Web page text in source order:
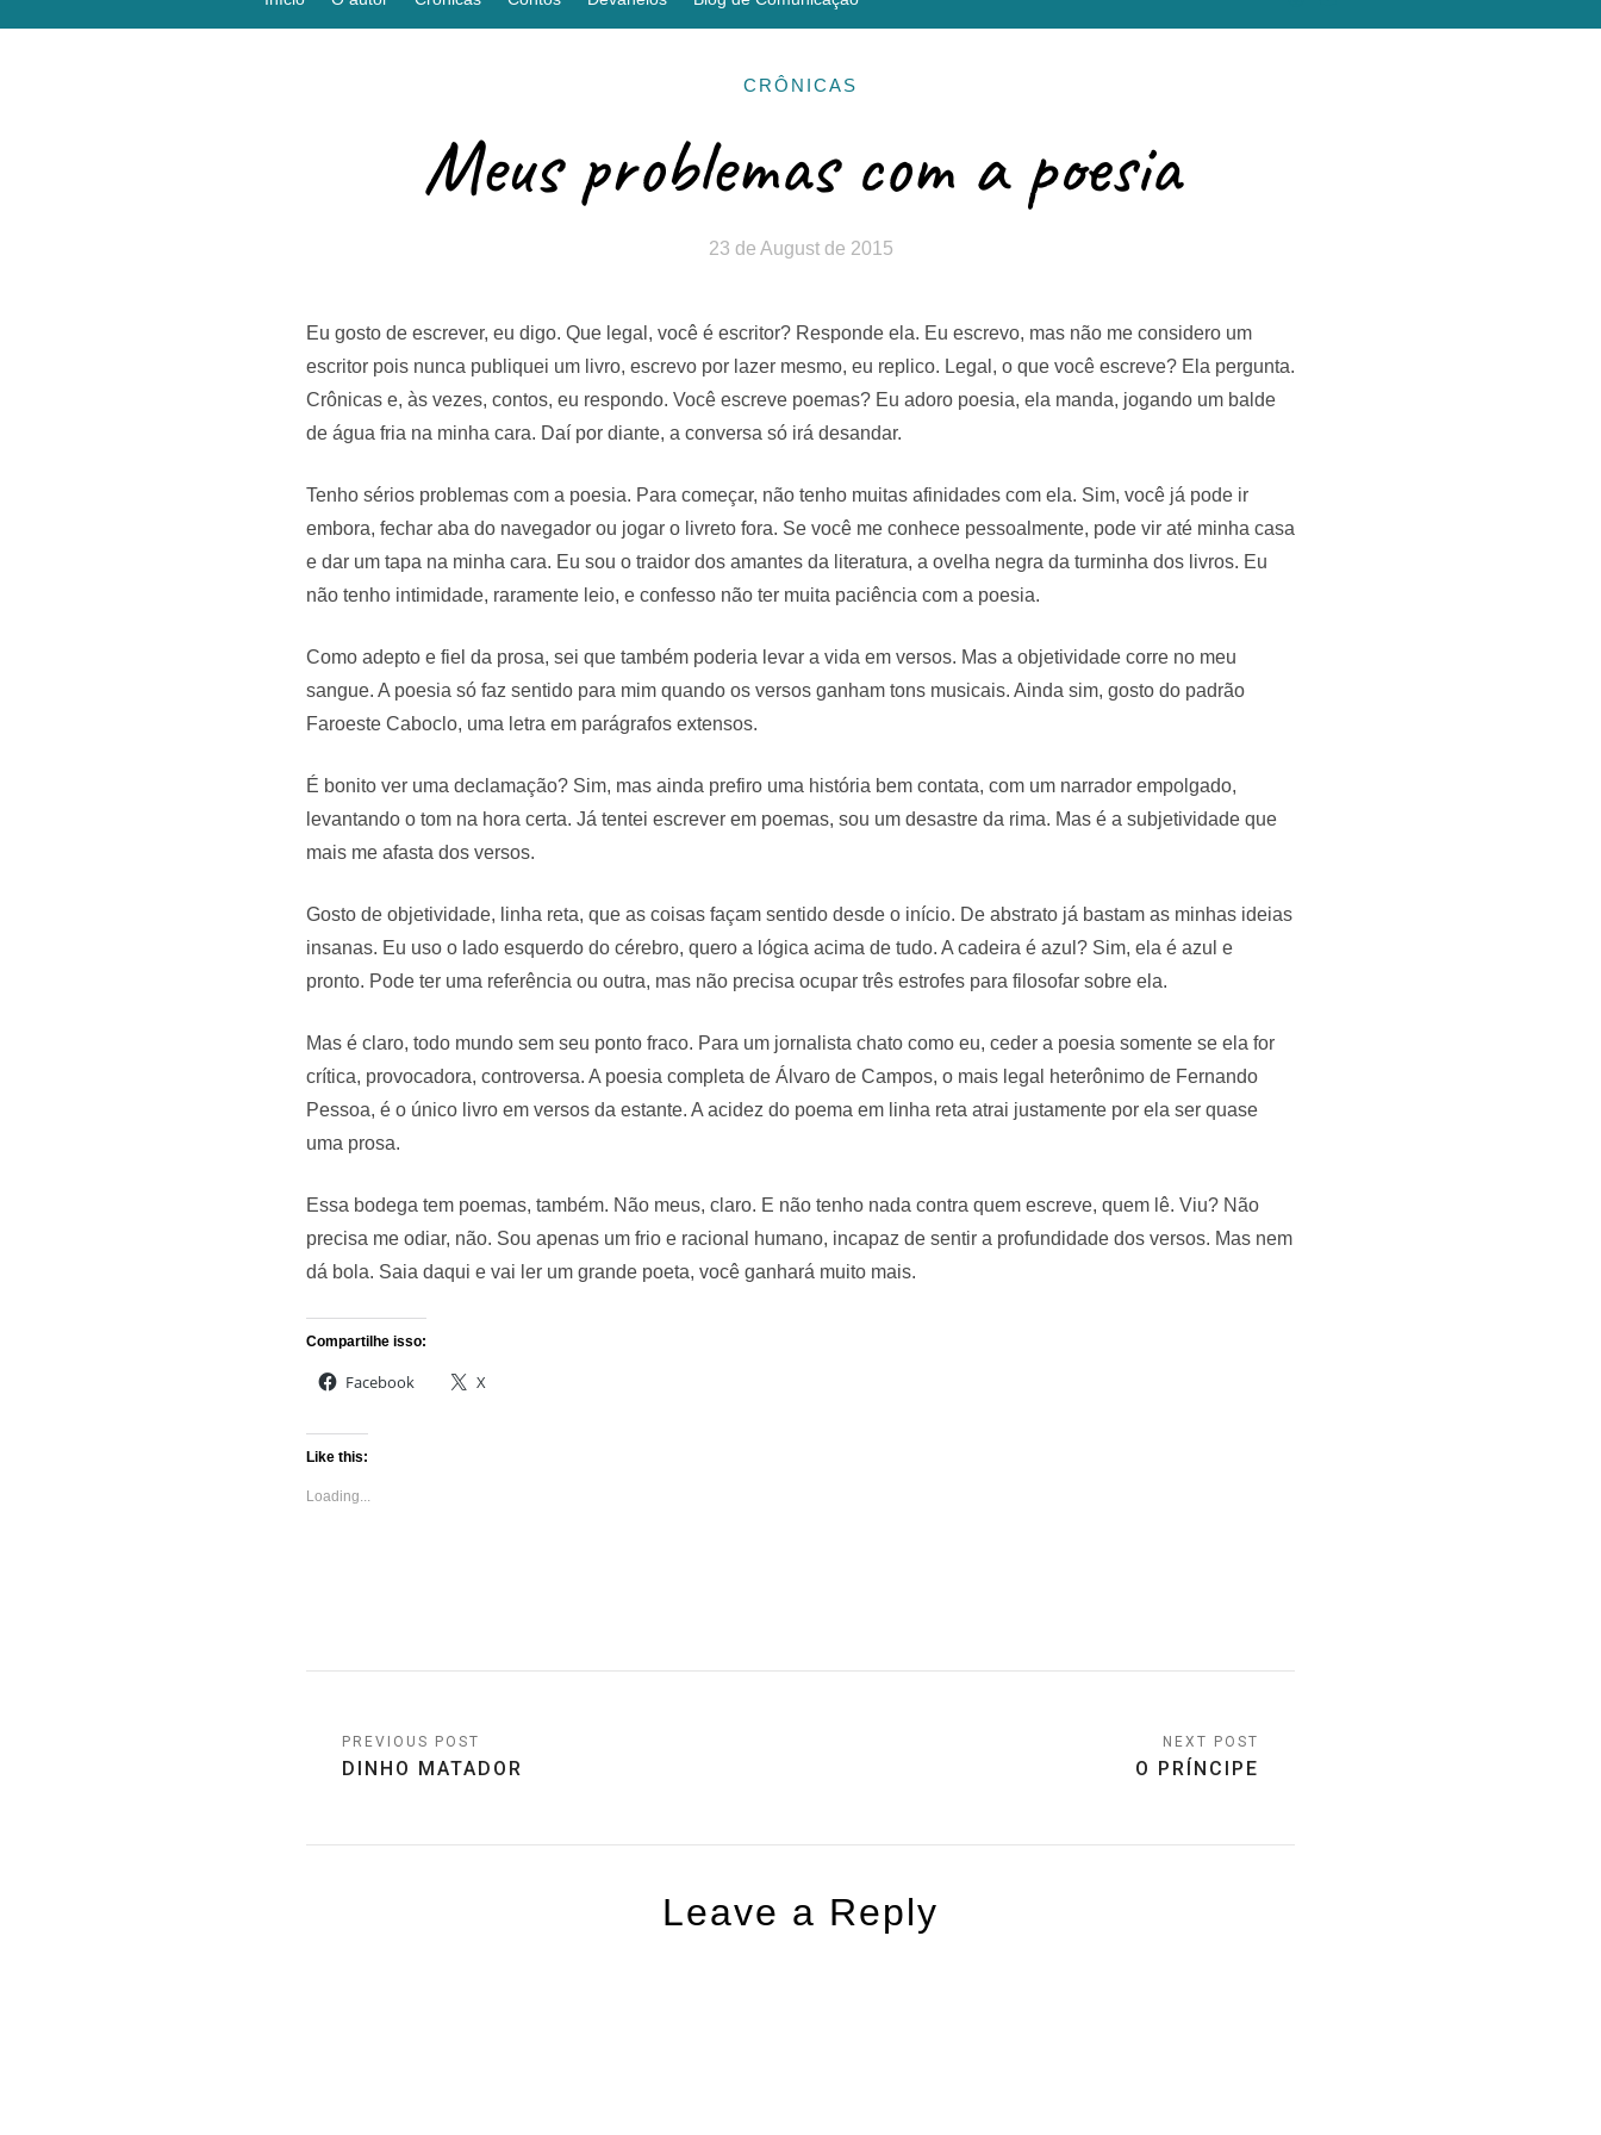
CRÔNICAS
Meus problemas com a poesia
23 de August de 2015
Eu gosto de escrever, eu digo. Que legal, você é escritor? Responde ela. Eu escrevo, mas não me considero um
escritor pois nunca publiquei um livro, escrevo por lazer mesmo, eu replico. Legal, o que você escreve? Ela pergunta.
Crônicas e, às vezes, contos, eu respondo. Você escreve poemas? Eu adoro poesia, ela manda, jogando um balde
de água fria na minha cara. Daí por diante, a conversa só irá desandar.
Tenho sérios problemas com a poesia. Para começar, não tenho muitas afinidades com ela. Sim, você já pode ir
embora, fechar aba do navegador ou jogar o livreto fora. Se você me conhece pessoalmente, pode vir até minha casa
e dar um tapa na minha cara. Eu sou o traidor dos amantes da literatura, a ovelha negra da turminha dos livros. Eu
não tenho intimidade, raramente leio, e confesso não ter muita paciência com a poesia.
Como adepto e fiel da prosa, sei que também poderia levar a vida em versos. Mas a objetividade corre no meu
sangue. A poesia só faz sentido para mim quando os versos ganham tons musicais. Ainda sim, gosto do padrão
Faroeste Caboclo, uma letra em parágrafos extensos.
É bonito ver uma declamação? Sim, mas ainda prefiro uma história bem contata, com um narrador empolgado,
levantando o tom na hora certa. Já tentei escrever em poemas, sou um desastre da rima. Mas é a subjetividade que
mais me afasta dos versos.
Gosto de objetividade, linha reta, que as coisas façam sentido desde o início. De abstrato já bastam as minhas ideias
insanas. Eu uso o lado esquerdo do cérebro, quero a lógica acima de tudo. A cadeira é azul? Sim, ela é azul e
pronto. Pode ter uma referência ou outra, mas não precisa ocupar três estrofes para filosofar sobre ela.
Mas é claro, todo mundo sem seu ponto fraco. Para um jornalista chato como eu, ceder a poesia somente se ela for
crítica, provocadora, controversa. A poesia completa de Álvaro de Campos, o mais legal heterônimo de Fernando
Pessoa, é o único livro em versos da estante. A acidez do poema em linha reta atrai justamente por ela ser quase
uma prosa.
Essa bodega tem poemas, também. Não meus, claro. E não tenho nada contra quem escreve, quem lê. Viu? Não
precisa me odiar, não. Sou apenas um frio e racional humano, incapaz de sentir a profundidade dos versos. Mas nem
dá bola. Saia daqui e vai ler um grande poeta, você ganhará muito mais.
Compartilhe isso:
Facebook X
Like this:
Loading...
Post
navigation
DINHO MATADOR O PRÍNCIPE
Leave a Reply